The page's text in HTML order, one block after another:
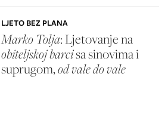
LJETO BEZ PLANA
Marko Tolja: Ljetovanje na
obiteljskoj barcisa sinovima i
suprugom,od vale do vale